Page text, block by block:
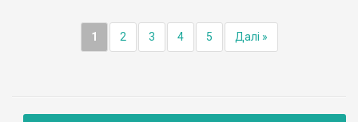
1 2 3 4 5 Далі »